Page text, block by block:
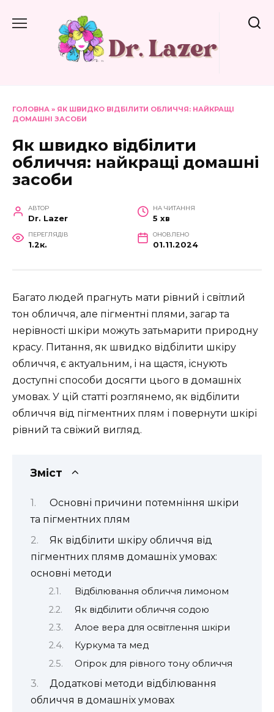
до
ГОЛОВНА » ЯК ШВИДКО ВІДБІЛИТИ ОБЛИЧЧЯ: НАЙКРАЩІ
ДОМАШНІ ЗАСОБИ
Як швидко відбілити
обличчя: найкращі домашні
засоби
АВТОР
Dr. Lazer
НА ЧИТАННЯ
5 хв
ПЕРЕГЛЯДІВ
1.2к.
ОНОВЛЕНО
01.11.2024
Багато людей прагнуть мати рівний і світлий
тон обличчя, але пігментні плями, загар та
нерівності шкіри можуть затьмарити природну
красу. Питання, як швидко відбілити шкіру
обличчя, є актуальним, і на щастя, існують
доступні способи досягти цього в домашніх
умовах. У цій статті розглянемо, як відбілити
обличчя від пігментних плям і повернути шкірі
рівний та свіжий вигляд.
Зміст
Основні причини потемніння шкіри
та пігментних плям
Як відбілити шкіру обличчя від
пігментних плямв домашніх умовах:
основні методи
Відбілювання обличчя лимоном
Як відбілити обличчя содою
Алое вера для освітлення шкіри
Куркума та мед
Огірок для рівного тону обличчя
Додаткові методи відбілювання
обличчя в домашніх умовах